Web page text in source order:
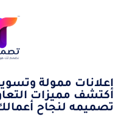
إعلانات ممولة
اكتشف مميزات
تصميمه لنجاح